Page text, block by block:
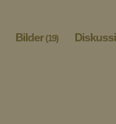
Bilder(19)